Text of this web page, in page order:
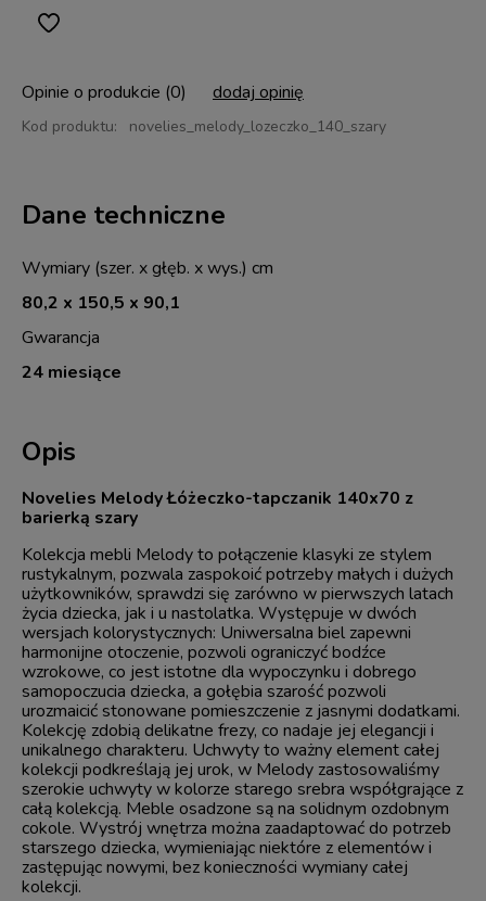
Kod produktu: novelies_melody_lozeczko_140_szary
Opinie o produkcie (0) dodaj opinię
Opis
Novelies Melody Łóżeczko-tapczanik 140x70 z
barierką szary
Kolekcja mebli Melody to połączenie klasyki ze stylem
rustykalnym, pozwala zaspokoić potrzeby małych i dużych
użytkowników, sprawdzi się zarówno w pierwszych latach
życia dziecka, jak i u nastolatka. Występuje w dwóch
wersjach kolorystycznych: Uniwersalna biel zapewni
harmonijne otoczenie, pozwoli ograniczyć bodźce
wzrokowe, co jest istotne dla wypoczynku i dobrego
samopoczucia dziecka, a gołębia szarość pozwoli
urozmaicić stonowane pomieszczenie z jasnymi dodatkami.
Kolekcję zdobią delikatne frezy, co nadaje jej elegancji i
unikalnego charakteru. Uchwyty to ważny element całej
kolekcji podkreślają jej urok, w Melody zastosowaliśmy
szerokie uchwyty w kolorze starego srebra współgrające z
całą kolekcją. Meble osadzone są na solidnym ozdobnym
cokole. Wystrój wnętrza można zaadaptować do potrzeb
starszego dziecka, wymieniając niektóre z elementów i
zastępując nowymi, bez konieczności wymiany całej
kolekcji.
Dane techniczne
Wymiary (szer. x głęb. x wys.) cm
80,2 x 150,5 x 90,1
Gwarancja
24 miesiące